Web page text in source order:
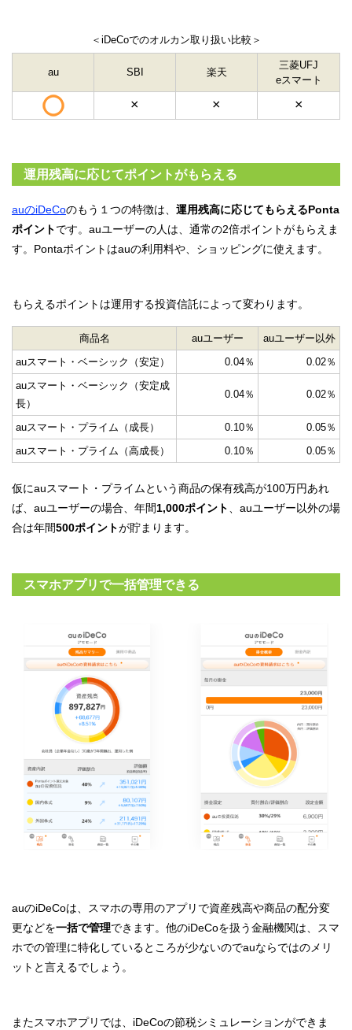
＜iDeCoでのオルカン取り扱い比較＞
au SBI 楽天
三菱UFJ
eスマート
× × ×
運用残高に応じてポイントがもらえる
auのiDeCoのもう１つの特徴は、 運用残高に応じてもらえるPonta
ポイントです。auユーザーの人は、通常の2倍ポイントがもらえま
す。Pontaポイントはauの利用料や、ショッピングに使えます。
もらえるポイントは運用する投資信託によって変わります。
商品名 auユーザー
auユーザー以外
auスマート・ベーシック（安定）
0.04％
0.02％
auスマート・ベーシック（安定成
長）
0.04％ 0.02％
auスマート・プライム（成長） 0.10％
0.05％
auスマート・プライム（高成長）
0.10％ 0.05％
仮にauスマート・プライムという商品の保有残高が100万円あれ
ば、auユーザーの場合、年間1,000ポイント
、auユーザー以外の場
合は年間500ポイントが貯まります。
スマホアプリで一括管理できる
auのiDeCoは、スマホの専用のアプリで資産残高や商品の配分変
更などを一括で管理できます。他のiDeCoを扱う金融機関は、スマ
ホでの管理に特化しているところが少ないのでauならではのメリ
ットと言えるでしょう。
またスマホアプリでは、iDeCoの節税シミュレーションができま